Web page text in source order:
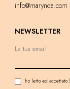
info@marynda.com
NEWSLETTER
ho letto ed